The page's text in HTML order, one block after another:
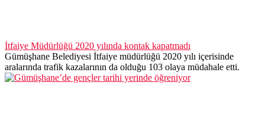
İtfaiye Müdürlüğü 2020 yılında kontak kapatmadı
Gümüşhane Belediyesi İtfaiye müdürlüğü 2020 yılı içerisinde
aralarında trafik kazalarının da olduğu 103 olaya müdahale etti.